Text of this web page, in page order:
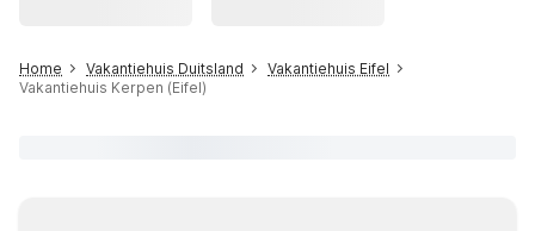
Home Vakantiehuis Duitsland
Vakantiehuis Eifel
Vakantiehuis Kerpen (Eifel)